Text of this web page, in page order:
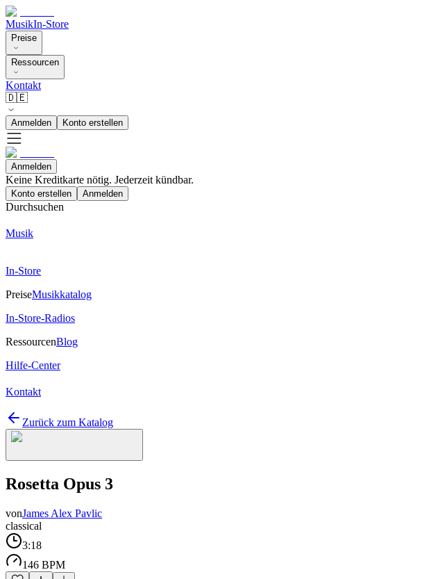
MusikIn-Store
Preise
Ressourcen
Kontakt
🇩🇪
Anmelden Konto erstellen
Anmelden
Keine Kreditkarte nötig. Jederzeit kündbar.
Konto erstellen Anmelden
Durchsuchen
Musik
In-Store
PreiseMusikkatalog
In-Store-Radios
RessourcenBlog
Hilfe-Center
Kontakt
Zurück zum Katalog
Rosetta Opus 3
vonJames Alex Pavlic
classical
3:18
146 BPM